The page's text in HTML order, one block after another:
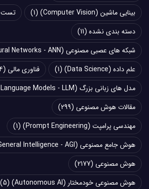
بینایی ماشین (Computer Vision)
(1) تست
دسته بندی نشده (11)
شبکه های عصبی مصنوعی (Artificial Neural Networks - ANN)
علم داده (Data Science)
(1) فناوری مالی (164)
مدل های زبانی بزرگ (Large Language Models - LLM)
مقالات هوش مصنوعی (299)
مهندسی پرامپت (Prompt Engineering)
(1)
هوش جامع مصنوعی (Artificial General Intelligence - AGI)
هوش مصنوعی (2177)
هوش مصنوعی خودمختار (Autonomous AI)
(5)